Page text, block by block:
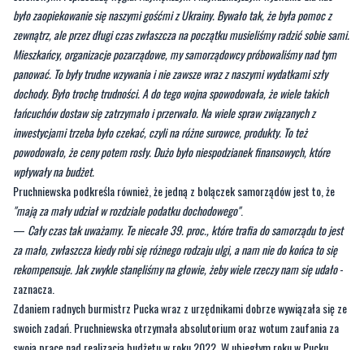
panować. To były trudne wzywania i nie zawsze wraz z naszymi wydatkami szły
dochody. Było trochę trudności. A do tego wojna spowodowała, że wiele takich
łańcuchów dostaw się zatrzymało i przerwało. Na wiele spraw związanych z
inwestycjami trzeba było czekać, czyli na różne surowce, produkty. To też
powodowało, że ceny potem rosły. Dużo było niespodzianek finansowych, które
wpływały na budżet.
Pruchniewska podkreśla również, że jedną z bolączek samorządów jest to, że
"mają za mały udział w rozdziale podatku dochodowego".
—Cały czas tak uważamy. Te niecałe 39. proc., które trafia do samorządu to jest
za mało, zwłaszcza kiedy robi się różnego rodzaju ulgi, a nam nie do końca to się
rekompensuje. Jak zwykle stanęliśmy na głowie, żeby wiele rzeczy nam się udało
zaznacza.
Zdaniem radnych burmistrz Pucka wraz z urzędnikami dobrze wywiązała się ze
swoich zadań. Pruchniewska otrzymała absolutorium oraz wotum zaufania za
swoją pracę nad realizacją budżetu w roku 2022. W ubiegłym roku w Pucku
zrealizowanych zostało wiele ważnych inwestycji oraz zadań z zakresu sportu
kultury czy pomocy społecznej.
ZOBACZ TEŻ:Molo w Pucku otwarte po remoncie